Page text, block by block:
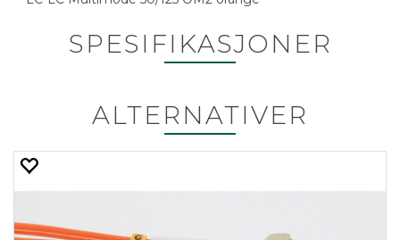
SPESIFIKASJONER
ALTERNATIVER